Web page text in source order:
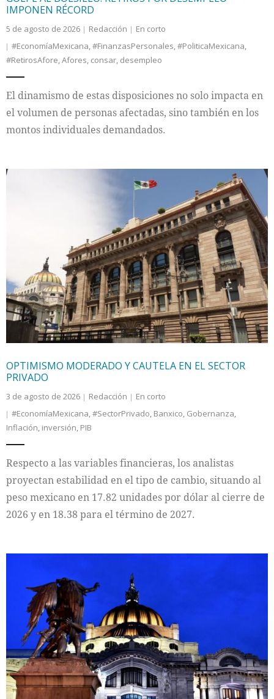
IMPONEN RÉCORD
5 de agosto de 2026 Redacción
En corto
#EconomíaMexicana,#FinanzasPersonales,#PoliticaMexicana,
#RetirosAfore,Afores, consar, desempleo
El dinamismo de estas disposiciones no solo impacta en
el volumen de personas afectadas, sino también en los
montos individuales demandados.
OPTIMISMO MODERADO Y CAUTELA EN EL SECTOR
PRIVADO
3 de agosto de 2026 Redacción
En corto
#EconomíaMexicana,#SectorPrivado, Banxico, Gobernanza,
Inflación, inversión, PIB
Respecto a las variables financieras, los analistas
proyectan estabilidad en el tipo de cambio, situando al
peso mexicano en 17.82 unidades por dólar al cierre de
2026 y en 18.38 para el término de 2027.